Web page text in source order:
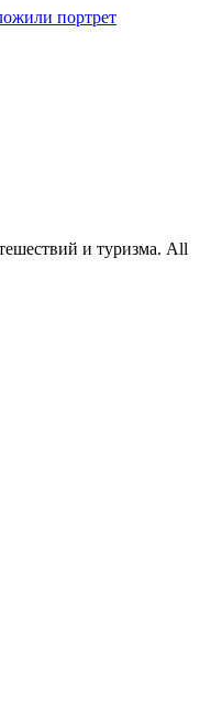
портрет
и туризма. All